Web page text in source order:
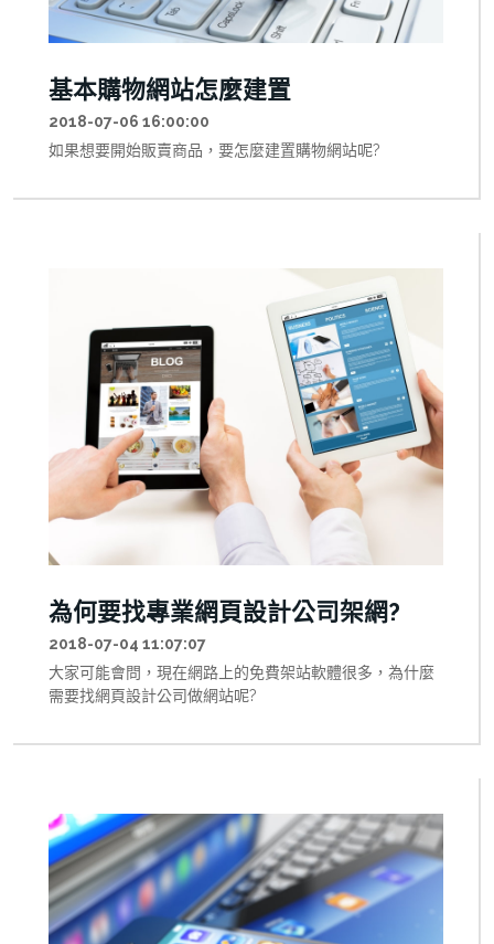
基本購物網站怎麼建置
2018-07-06 16:00:00
如果想要開始販賣商品，要怎麼建置購物網站呢?
為何要找專業網頁設計公司架網?
2018-07-04 11:07:07
大家可能會問，現在網路上的免費架站軟體很多，為什麼
需要找網頁設計公司做網站呢?